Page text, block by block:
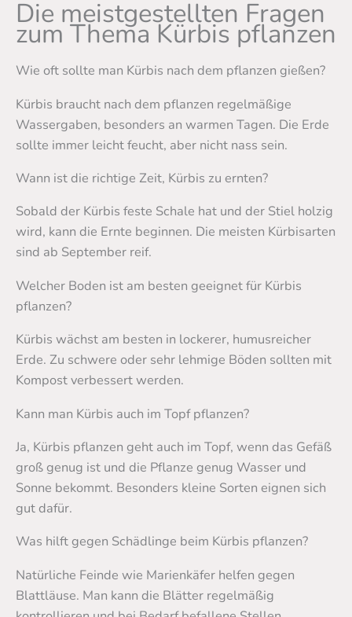
Die meistgestellten Fragen
zum Thema Kürbis pflanzen
Wie oft sollte man Kürbis nach dem pflanzen gießen?
Kürbis braucht nach dem pflanzen regelmäßige
Wassergaben, besonders an warmen Tagen. Die Erde
sollte immer leicht feucht, aber nicht nass sein.
Wann ist die richtige Zeit, Kürbis zu ernten?
Sobald der Kürbis feste Schale hat und der Stiel holzig
wird, kann die Ernte beginnen. Die meisten Kürbisarten
sind ab September reif.
Welcher Boden ist am besten geeignet für Kürbis
pflanzen?
Kürbis wächst am besten in lockerer, humusreicher
Erde. Zu schwere oder sehr lehmige Böden sollten mit
Kompost verbessert werden.
Kann man Kürbis auch im Topf pflanzen?
Ja, Kürbis pflanzen geht auch im Topf, wenn das Gefäß
groß genug ist und die Pflanze genug Wasser und
Sonne bekommt. Besonders kleine Sorten eignen sich
gut dafür.
Was hilft gegen Schädlinge beim Kürbis pflanzen?
Natürliche Feinde wie Marienkäfer helfen gegen
Blattläuse. Man kann die Blätter regelmäßig